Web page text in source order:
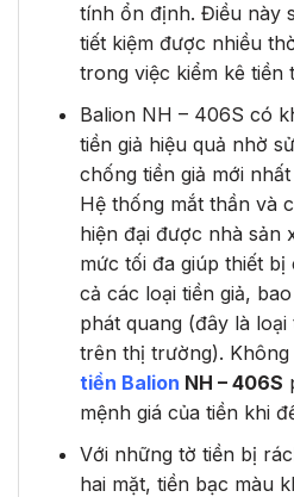
tính ổn định. Điều này
tiết kiệm được nhiều
trong việc kiểm kê tiền
Balion NH – 406S có
tiền giả hiệu quả nhờ
chống tiền giả mới
Hệ thống mắt thần và
hiện đại được nhà sản
mức tối đa giúp thiết
cả các loại tiền giả,
phát quang (đây là loại
trên thị trường).
tiền Balion NH – 406S
mệnh giá của tiền khi
Với những tờ tiền bị
hai mặt, tiền bạc màu